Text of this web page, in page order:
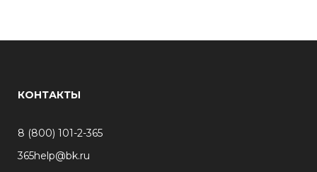
КОНТАКТЫ
8 (800) 101-2-365
365help@bk.ru